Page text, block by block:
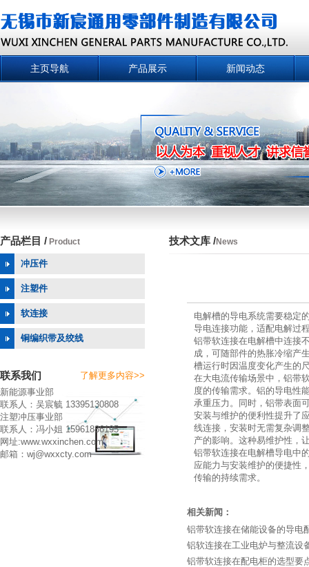
主页导航 产品展示 新闻动态
产品栏目 / Product
冲压件
注塑件
软连接
铜编织带及绞线
联系我们
了解更多内容>>
新能源事业部
联系人：吴宸毓 13395130808
注塑冲压事业部
联系人：冯小姐 15961886195
网址:www.wxxinchen.com
邮箱：wj@wxxcty.com
技术文库 /News
电解槽的导电系统需要稳定
导电连接功能，适配电解过
铝带软连接在电解槽中连接
成，可随部件的热胀冷缩产
槽运行时因温度变化产生的
在大电流传输场景中，铝带
度的传输需求。铝的导电性
承重压力。同时，铝带表面
安装与维护的便利性提升了
线连接，安装时无需复杂调
产的影响。这种易维护性，
铝带软连接在电解槽导电中
应能力与安装维护的便捷性
传输的持续需求。
相关新闻：
铝带软连接在储能设备的导电
铝软连接在工业电炉与整流设
铝带软连接在配电柜的选型要